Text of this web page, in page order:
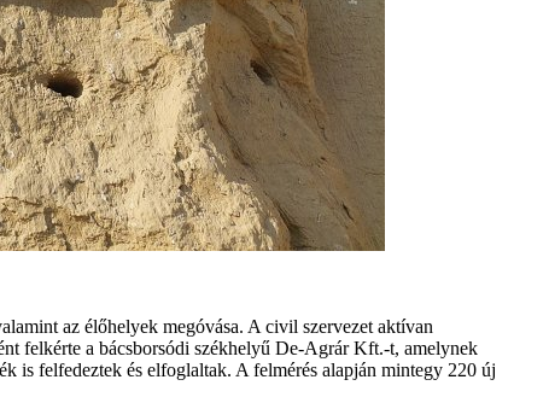
az élőhelyek megóvása. A civil szervezet aktívan
felkérte a bácsborsódi székhelyű De-Agrár Kft.-t, amelynek
is felfedeztek és elfoglaltak. A felmérés alapján mintegy 220 új